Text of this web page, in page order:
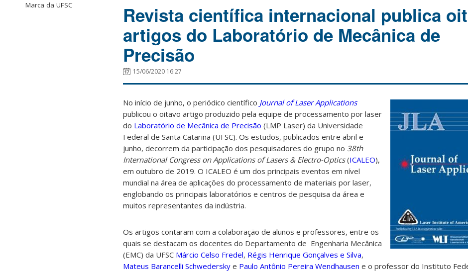
Marca da UFSC
Revista científica internacional publica
artigos do Laboratório de Mecânica de
Precisão
15/06/2020 16:27
No início de junho, o periódico científico Journal of Laser Applications
publicou o oitavo artigo produzido pela equipe de processamento por laser
do Laboratório de Mecânica de Precisão (LMP Laser) da Universidade
Federal de Santa Catarina (UFSC). Os estudos, publicados entre abril e
junho, decorrem da participação dos pesquisadores do grupo no 38th
International Congress on Applications of Lasers & Electro-Optics(ICALEO),
em outubro de 2019. O ICALEO é um dos principais eventos em nível
mundial na área de aplicações do processamento de materiais por laser,
englobando os principais laboratórios e centros de pesquisa da área e
muitos representantes da indústria.
Os artigos contaram com a colaboração de alunos e professores, entre os
quais se destacam os docentes do Departamento de Engenharia Mecânica
(EMC) da UFSC Márcio Celso Fredel, Régis Henrique Gonçalves e Silva,
Mateus Barancelli Schwedersky e Paulo Antônio Pereira Wendhausen e o professor do Instituto